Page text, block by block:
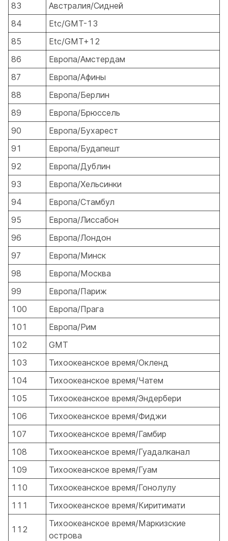
83
Австралия/Сидней
84
Etc/GMT-13
85
Etc/GMT+12
86
Европа/Амстердам
87
Европа/Афины
88
Европа/Берлин
89
Европа/Брюссель
90
Европа/Бухарест
91
Европа/Будапешт
92
Европа/Дублин
93
Европа/Хельсинки
94
Европа/Стамбул
95
Европа/Лиссабон
96
Европа/Лондон
97
Европа/Минск
98
Европа/Москва
99
Европа/Париж
100
Европа/Прага
101
Европа/Рим
102
GMT
103
Тихоокеанское время/Окленд
104
Тихоокеанское время/Чатем
105
Тихоокеанское время/Эндербери
106
Тихоокеанское время/Фиджи
107
Тихоокеанское время/Гамбир
108
Тихоокеанское время/Гуадалканал
109
Тихоокеанское время/Гуам
110
Тихоокеанское время/Гонолулу
111
Тихоокеанское время/Киритимати
112
Тихоокеанское время/Маркизские
острова